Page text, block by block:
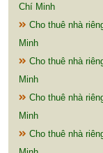
Chí Minh
Cho thuê nhà
Minh
Cho thuê nhà
Minh
Cho thuê nhà
Minh
Cho thuê nhà